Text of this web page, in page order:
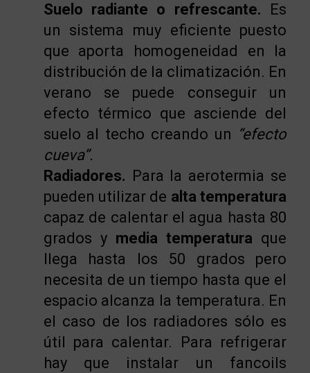
Suelo radiante o refrescante. Es
un sistema muy eficiente puesto
que aporta homogeneidad en la
distribución de la climatización. En
verano se puede conseguir un
efecto térmico que asciende del
suelo al techo creando un “efecto
cueva”.
Radiadores. Para la aerotermia se
pueden utilizar de alta temperatura
capaz de calentar el agua hasta 80
grados y media temperatura que
llega hasta los 50 grados pero
necesita de un tiempo hasta que el
espacio alcanza la temperatura. En
el caso de los radiadores sólo es
útil para calentar. Para refrigerar
hay que instalar un fancoils